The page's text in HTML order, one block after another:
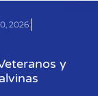
2026
y